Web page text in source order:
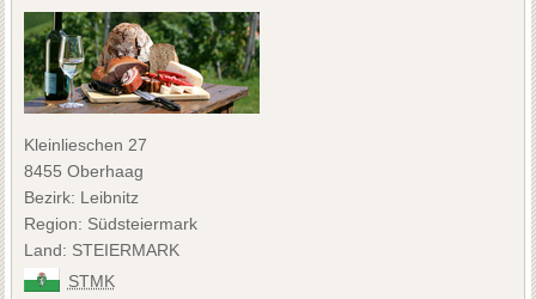
Kleinlieschen 27
8455 Oberhaag
Bezirk: Leibnitz
Region: Südsteiermark
Land: STEIERMARK
STMK